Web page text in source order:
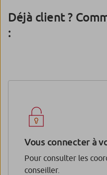
Déjà client ?
:
Vous connecter à
Pour consulter les
conseiller.